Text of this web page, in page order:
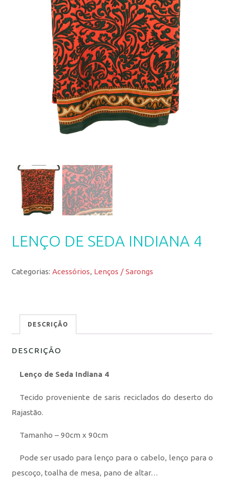
LENÇO DE SEDA INDIANA 4
Categorias:Acessórios, Lenços / Sarongs
DESCRIÇÃO
DESCRIÇÃO
Lenço de Seda Indiana 4
Tecido proveniente de saris reciclados do deserto do
Rajastão.
Tamanho – 90cm x 90cm
Pode ser usado para lenço para o cabelo, lenço para o
pescoço, toalha de mesa, pano de altar…